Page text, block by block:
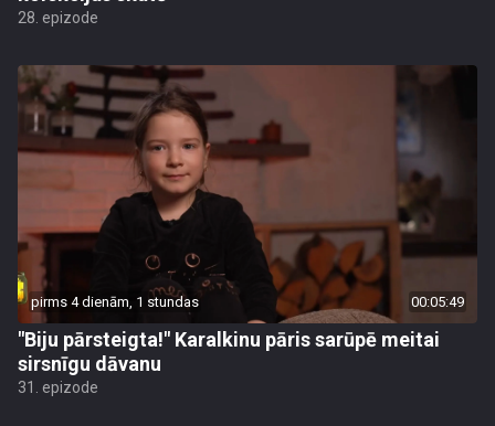
28. epizode
pirms 4 dienām, 1 stundas 00:05:49
"Biju pārsteigta!" Karalkinu pāris sarūpē meitai
sirsnīgu dāvanu
31. epizode